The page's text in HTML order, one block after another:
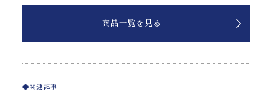
商品一覧を見る
関連記事